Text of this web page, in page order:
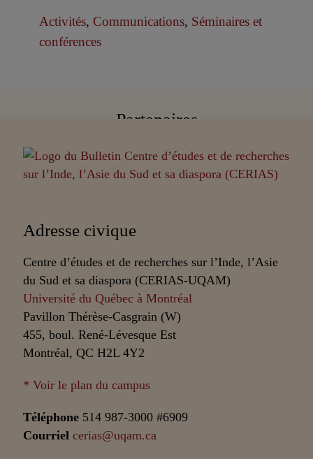
Activités, Communications, Séminaires et
conférences
Partenaires
Adresse civique
Centre d’études et de recherches sur l’Inde, l’Asie
du Sud et sa diaspora (CERIAS-UQAM)
Université du Québec à Montréal
Pavillon Thérèse-Casgrain (W)
455, boul. René-Lévesque Est
Montréal, QC H2L 4Y2
* Voir le plan du campus
Téléphone 514 987-3000 #6909
Courriel cerias@uqam.ca